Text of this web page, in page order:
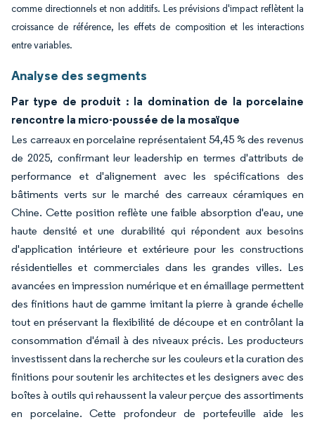
comme directionnels et non additifs. Les prévisions d'impact reflètent la
croissance de référence, les effets de composition et les interactions
entre variables.
Analyse des segments
Par type de produit : la domination de la porcelaine
rencontre la micro-poussée de la mosaïque
Les carreaux en porcelaine représentaient 54,45 % des revenus
de 2025, confirmant leur leadership en termes d'attributs de
performance et d'alignement avec les spécifications des
bâtiments verts sur le marché des carreaux céramiques en
Chine. Cette position reflète une faible absorption d'eau, une
haute densité et une durabilité qui répondent aux besoins
d'application intérieure et extérieure pour les constructions
résidentielles et commerciales dans les grandes villes. Les
avancées en impression numérique et en émaillage permettent
des finitions haut de gamme imitant la pierre à grande échelle
tout en préservant la flexibilité de découpe et en contrôlant la
consommation d'émail à des niveaux précis. Les producteurs
investissent dans la recherche sur les couleurs et la curation des
finitions pour soutenir les architectes et les designers avec des
boîtes à outils qui rehaussent la valeur perçue des assortiments
en porcelaine. Cette profondeur de portefeuille aide les